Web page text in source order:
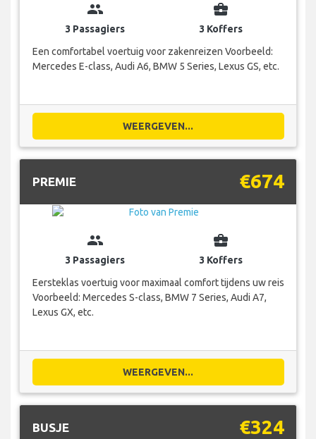
group
3 Passagiers
business_center
3 Koffers
Een comfortabel voertuig voor zakenreizen Voorbeeld:
Mercedes E-class, Audi A6, BMW 5 Series, Lexus GS, etc.
WEERGEVEN...
PREMIE €674
group
3 Passagiers
business_center
3 Koffers
Eersteklas voertuig voor maximaal comfort tijdens uw reis
Voorbeeld: Mercedes S-class, BMW 7 Series, Audi A7,
Lexus GX, etc.
WEERGEVEN...
BUSJE €324